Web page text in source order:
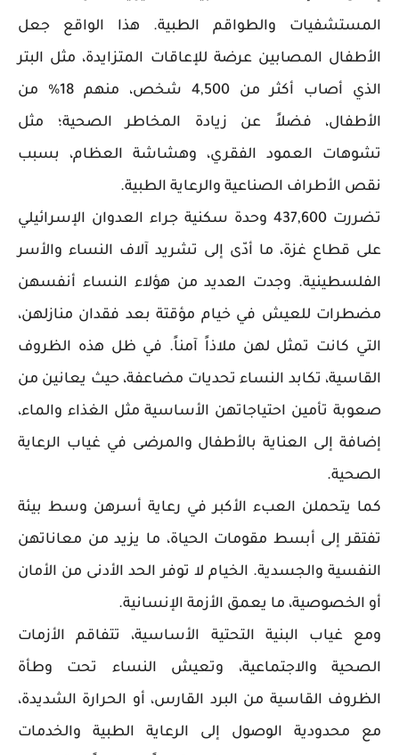
المستشفيات والطواقم الطبية. هذا الواقع جعل
الأطفال المصابين عرضة للإعاقات المتزايدة، مثل البتر
الذي أصاب أكثر من 4,500 شخص، منهم 18% من
الأطفال، فضلاً عن زيادة المخاطر الصحية؛ مثل
تشوهات العمود الفقري، وهشاشة العظام، بسبب
نقص الأطراف الصناعية والرعاية الطبية.
تضررت 437,600 وحدة سكنية جراء العدوان الإسرائيلي
على قطاع غزة، ما أدّى إلى تشريد آلاف النساء والأسر
الفلسطينية. وجدت العديد من هؤلاء النساء أنفسهن
مضطرات للعيش في خيام مؤقتة بعد فقدان منازلهن،
التي كانت تمثل لهن ملاذاً آمناً. في ظل هذه الظروف
القاسية، تكابد النساء تحديات مضاعفة، حيث يعانين من
صعوبة تأمين احتياجاتهن الأساسية مثل الغذاء والماء،
إضافة إلى العناية بالأطفال والمرضى في غياب الرعاية
الصحية.
كما يتحملن العبء الأكبر في رعاية أسرهن وسط بيئة
تفتقر إلى أبسط مقومات الحياة، ما يزيد من معاناتهن
النفسية والجسدية. الخيام لا توفر الحد الأدنى من الأمان
أو الخصوصية، ما يعمق الأزمة الإنسانية.
ومع غياب البنية التحتية الأساسية، تتفاقم الأزمات
الصحية والاجتماعية، وتعيش النساء تحت وطأة
الظروف القاسية من البرد القارس، أو الحرارة الشديدة،
مع محدودية الوصول إلى الرعاية الطبية والخدمات